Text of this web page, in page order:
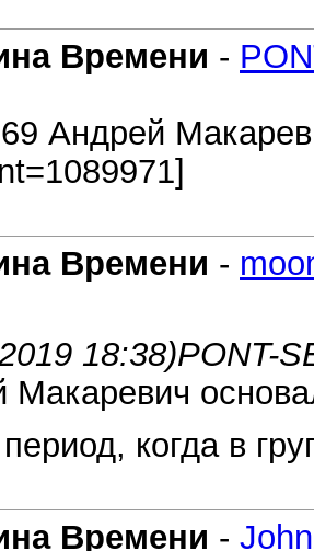
Времени -
Андрей
Времени -
18:38)PONT-
Макаревич
когда в
Времени -